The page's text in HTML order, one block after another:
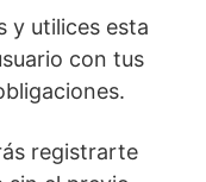
y utilices esta
con tus
registrarte